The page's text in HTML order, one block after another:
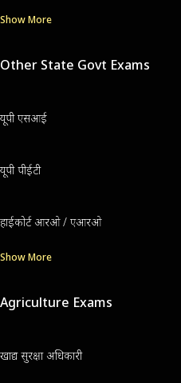
Show More
Other State Govt Exams
यूपी एसआई
यूपी पीईटी
हाईकोर्ट आरओ / एआरओ
Show More
Agriculture Exams
खाद्य सुरक्षा अधिकारी